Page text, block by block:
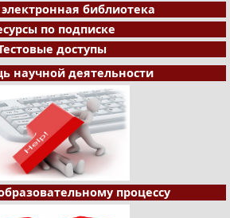
библиотека
по подписке
доступы
научной деятельности
процессу